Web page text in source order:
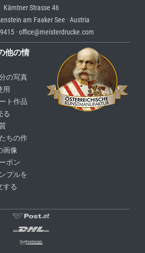
Kärntner Strasse 46
am Faaker See · Austria
· office@meisterdrucke.com
他の情
の写真
用
ト作品
る
ちの作
画像
ポン
プルを
する